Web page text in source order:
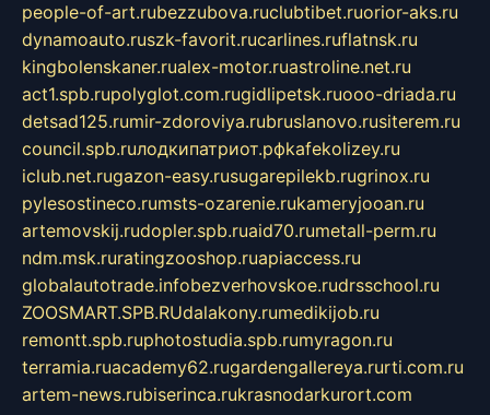
people-of-art.rubezzubova.ruclubtibet.ruorior-aks.ru
dynamoauto.ruszk-favorit.rucarlines.ruflatnsk.ru
kingbolenskaner.rualex-motor.ruastroline.net.ru
act1.spb.rupolyglot.com.rugidlipetsk.ruooo-driada.ru
detsad125.rumir-zdoroviya.rubruslanovo.rusiterem.ru
council.spb.ruлодкипатриот.рфkafekolizey.ru
iclub.net.rugazon-easy.rusugarepilekb.rugrinox.ru
pylesostineco.rumsts-ozarenie.rukameryjooan.ru
artemovskij.rudopler.spb.ruaid70.rumetall-perm.ru
ndm.msk.ruratingzooshop.ruapiaccess.ru
globalautotrade.infobezverhovskoe.rudrsschool.ru
ZOOSMART.SPB.RUdalakony.rumedikijob.ru
remontt.spb.ruphotostudia.spb.rumyragon.ru
terramia.ruacademy62.rugardengallereya.rurti.com.ru
artem-news.rubiserinca.rukrasnodarkurort.com